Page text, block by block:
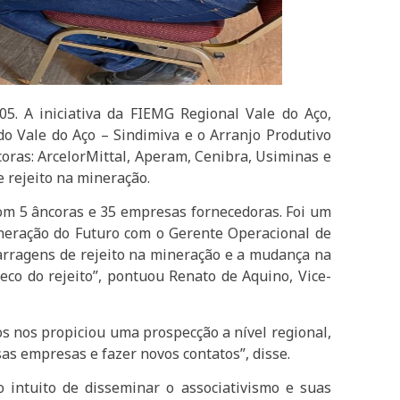
A iniciativa da FIEMG Regional Vale do Aço,
Vale do Aço – Sindimiva e o Arranjo Produtivo
ArcelorMittal, Aperam, Cenibra, Usiminas e
rejeito na mineração.
5 âncoras e 35 empresas fornecedoras. Foi um
do Futuro com o Gerente Operacional de
de rejeito na mineração e a mudança na
do rejeito”, pontuou Renato de Aquino, Vice-
nos propiciou uma prospecção a nível regional,
empresas e fazer novos contatos”, disse.
de disseminar o associativismo e suas